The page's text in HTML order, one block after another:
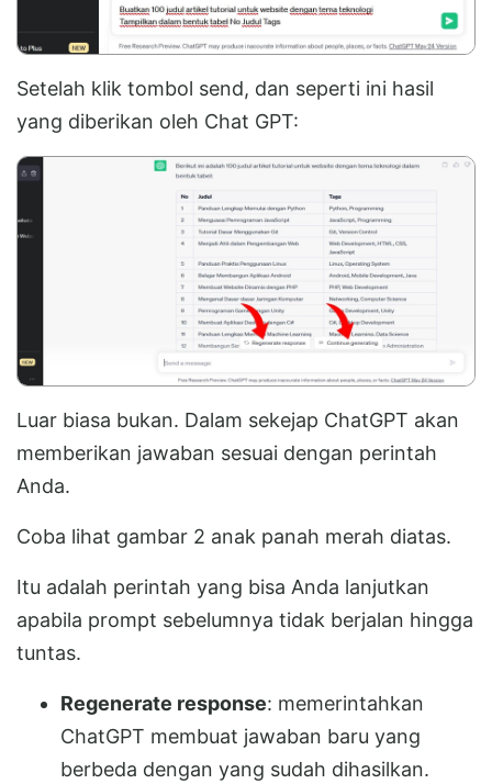
Setelah klik tombol send, dan seperti ini hasil
yang diberikan oleh Chat GPT:
Luar biasa bukan. Dalam sekejap ChatGPT akan
memberikan jawaban sesuai dengan perintah
Anda.
Coba lihat gambar 2 anak panah merah diatas.
Itu adalah perintah yang bisa Anda lanjutkan
apabila prompt sebelumnya tidak berjalan hingga
tuntas.
Regenerate response: memerintahkan
ChatGPT membuat jawaban baru yang
berbeda dengan yang sudah dihasilkan.